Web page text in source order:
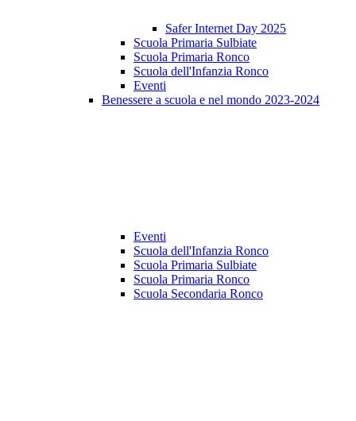
Safer Internet Day 2025
Scuola Primaria Sulbiate
Scuola Primaria Ronco
Scuola dell'Infanzia Ronco
Eventi
Benessere a scuola e nel mondo 2023-2024
Eventi
Scuola dell'Infanzia Ronco
Scuola Primaria Sulbiate
Scuola Primaria Ronco
Scuola Secondaria Ronco